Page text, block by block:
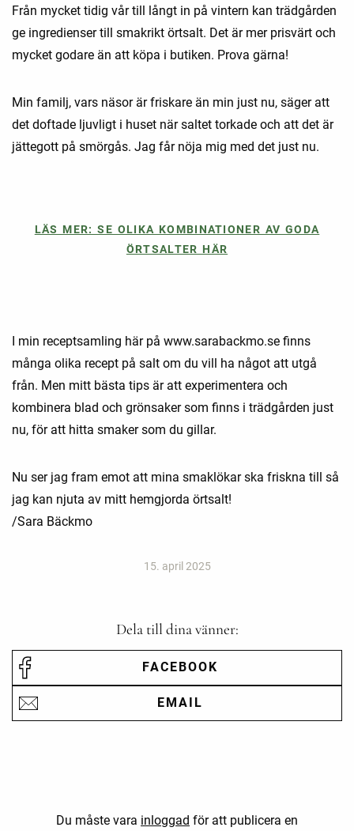
Från mycket tidig vår till långt in på vintern kan trädgården
ge ingredienser till smakrikt örtsalt. Det är mer prisvärt och
mycket godare än att köpa i butiken. Prova gärna!
Min familj, vars näsor är friskare än min just nu, säger att
det doftade ljuvligt i huset när saltet torkade och att det är
jättegott på smörgås. Jag får nöja mig med det just nu.
LÄS MER: SE OLIKA KOMBINATIONER AV GODA
ÖRTSALTER HÄR
I min receptsamling här på www.sarabackmo.se finns
många olika recept på salt om du vill ha något att utgå
från. Men mitt bästa tips är att experimentera och
kombinera blad och grönsaker som finns i trädgården just
nu, för att hitta smaker som du gillar.
Nu ser jag fram emot att mina smaklökar ska friskna till så
jag kan njuta av mitt hemgjorda örtsalt!
/Sara Bäckmo
15. april 2025
Dela till dina vänner:
FACEBOOK
EMAIL
Du måste vara inloggad för att publicera en